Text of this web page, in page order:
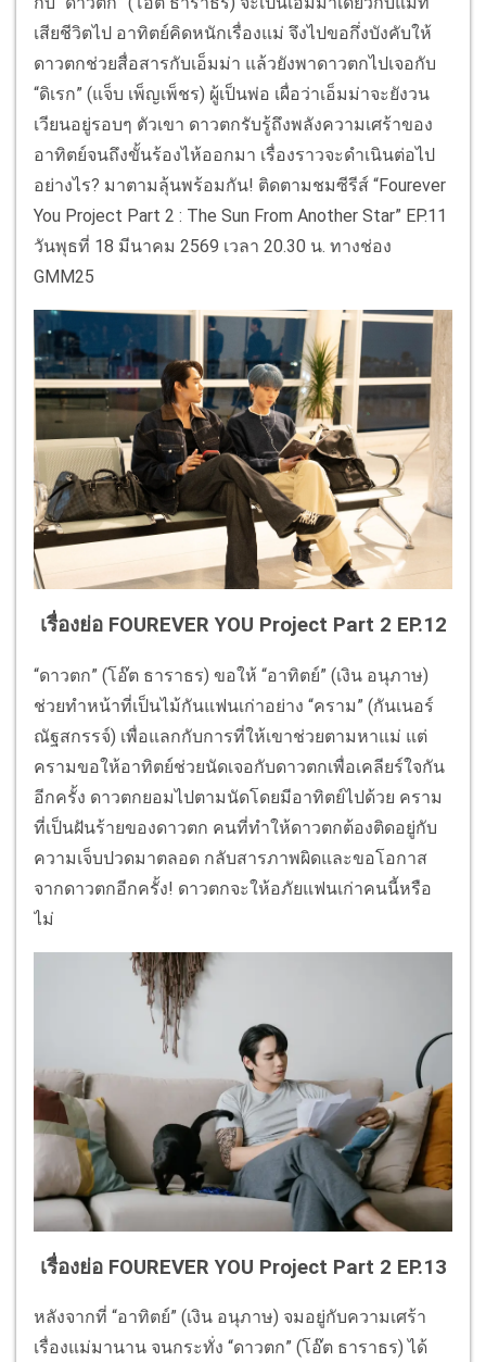
เสียชีวิตไป อาทิตย์คิดหนักเรื่องแม่ จึงไปขอกึ่งบังคับให้
ดาวตกช่วยสื่อสารกับเอ็มม่า แล้วยังพาดาวตกไปเจอกับ
“ดิเรก” (แจ็บ เพ็ญเพ็ชร) ผู้เป็นพ่อ เผื่อว่าเอ็มม่าจะยังวน
เวียนอยู่รอบๆ ตัวเขา ดาวตกรับรู้ถึงพลังความเศร้าของ
อาทิตย์จนถึงขั้นร้องไห้ออกมา เรื่องราวจะดำเนินต่อไป
อย่างไร? มาตามลุ้นพร้อมกัน! ติดตามชมซีรีส์ “Fourever
You Project Part 2 : The Sun From Another Star” EP.11
วันพุธที่ 18 มีนาคม 2569 เวลา 20.30 น. ทางช่อง
GMM25
เรื่องย่อ FOUREVER YOU Project Part 2 EP.12
“ดาวตก” (โอ๊ต ธาราธร) ขอให้ “อาทิตย์” (เงิน อนุภาษ)
ช่วยทำหน้าที่เป็นไม้กันแฟนเก่าอย่าง “คราม” (กันเนอร์
ณัฐสกรรจ์) เพื่อแลกกับการที่ให้เขาช่วยตามหาแม่ แต่
ครามขอให้อาทิตย์ช่วยนัดเจอกับดาวตกเพื่อเคลียร์ใจกัน
อีกครั้ง ดาวตกยอมไปตามนัดโดยมีอาทิตย์ไปด้วย คราม
ที่เป็นฝันร้ายของดาวตก คนที่ทำให้ดาวตกต้องติดอยู่กับ
ความเจ็บปวดมาตลอด กลับสารภาพผิดและขอโอกาส
จากดาวตกอีกครั้ง! ดาวตกจะให้อภัยแฟนเก่าคนนี้หรือ
ไม่
เรื่องย่อ FOUREVER YOU Project Part 2 EP.13
หลังจากที่ “อาทิตย์” (เงิน อนุภาษ) จมอยู่กับความเศร้า
เรื่องแม่มานาน จนกระทั่ง “ดาวตก” (โอ๊ต ธาราธร) ได้